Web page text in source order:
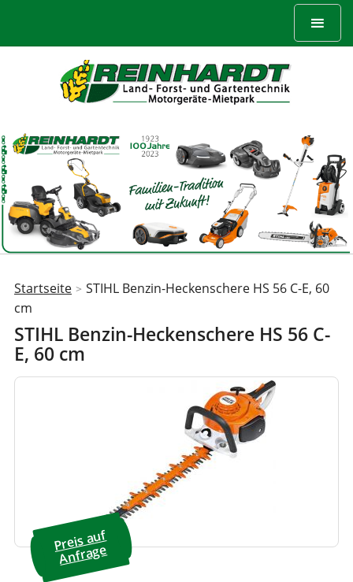
Sie
sind
hier
Startseite > STIHL Benzin-Heckenschere HS 56 C-E, 60
cm
STIHL Benzin-Heckenschere HS 56 C-
E, 60 cm
Preis a
uf
A
nfrage